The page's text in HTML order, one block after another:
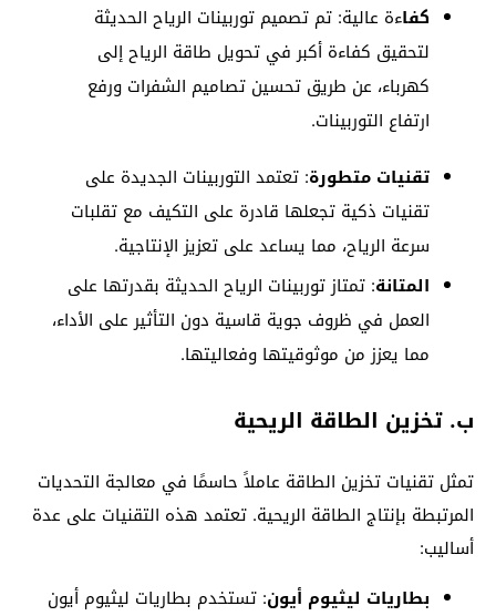
كفاءة عالية: تم تصميم توربينات الرياح الحديثة
لتحقيق كفاءة أكبر في تحويل طاقة الرياح إلى
كهرباء، عن طريق تحسين تصاميم الشفرات ورفع
ارتفاع التوربينات.
تقنيات متطورة: تعتمد التوربينات الجديدة على
تقنيات ذكية تجعلها قادرة على التكيف مع تقلبات
سرعة الرياح، مما يساعد على تعزيز الإنتاجية.
المتانة: تمتاز توربينات الرياح الحديثة بقدرتها على
العمل في ظروف جوية قاسية دون التأثير على الأداء،
مما يعزز من موثوقيتها وفعاليتها.
ب. تخزين الطاقة الريحية
تمثل تقنيات تخزين الطاقة عاملاً حاسمًا في معالجة التحديات
المرتبطة بإنتاج الطاقة الريحية. تعتمد هذه التقنيات على عدة
أساليب:
بطاريات ليثيوم أيون: تستخدم بطاريات ليثيوم أيون